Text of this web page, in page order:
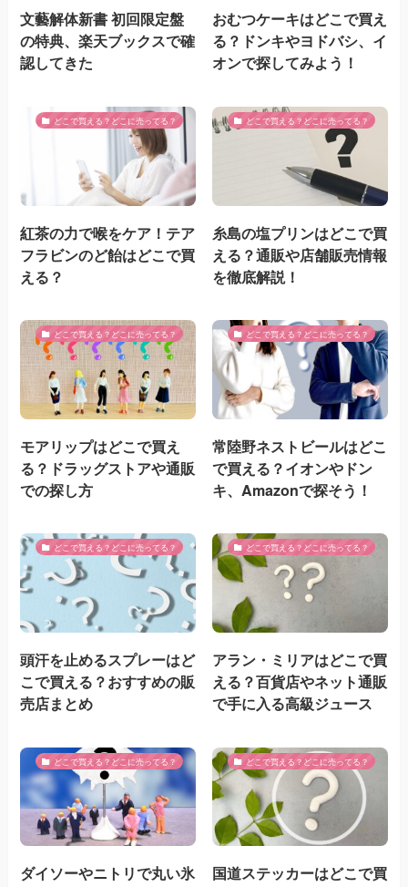
文藝解体新書 初回限定盤
の特典、楽天ブックスで確
認してきた
おむつケーキはどこで買え
る？ドンキやヨドバシ、イ
オンで探してみよう！
どこで買える？どこに売ってる？
紅茶の力で喉をケア！テア
フラビンのど飴はどこで買
える？
どこで買える？どこに売ってる？
糸島の塩プリンはどこで買
える？通販や店舗販売情報
を徹底解説！
どこで買える？どこに売ってる？
モアリップはどこで買え
る？ドラッグストアや通販
での探し方
どこで買える？どこに売ってる？
常陸野ネストビールはどこ
で買える？イオンやドン
キ、Amazonで探そう！
どこで買える？どこに売ってる？
頭汗を止めるスプレーはど
こで買える？おすすめの販
売店まとめ
どこで買える？どこに売ってる？
アラン・ミリアはどこで買
える？百貨店やネット通販
で手に入る高級ジュース
どこで買える？どこに売ってる？
ダイソーやニトリで丸い氷
どこで買える？どこに売ってる？
国道ステッカーはどこで買